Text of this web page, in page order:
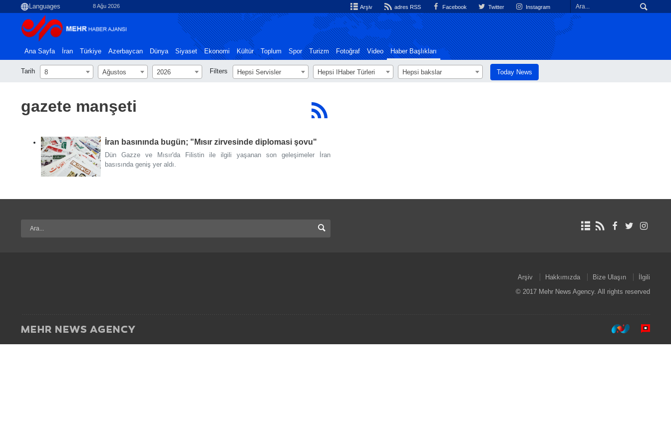
8 Ağu 2026 Arşiv adres RSS Facebook Twitter Instagram
Ana Sayfa İran Türkiye Azerbaycan Dünya Siyaset Ekonomi Kültür Toplum Spor Turizm Fotoğraf Video Haber Başlıkları
Tarih 8 Ağustos 2026 Filters Hepsi Servisler Hepsi اHaber Türleri Hepsi bakslar Today News
gazete manşeti
İran basınında bugün; "Mısır zirvesinde diplomasi şovu"
Dün Gazze ve Mısır'da Filistin ile ilgili yaşanan son geleşimeler İran
basısında geniş yer aldı.
Arşiv Hakkımızda Bize Ulaşın
İlgili
© 2017 Mehr News Agency. All rights reserved